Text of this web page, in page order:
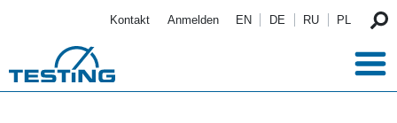
Kontakt Anmelden EN DE RU PL